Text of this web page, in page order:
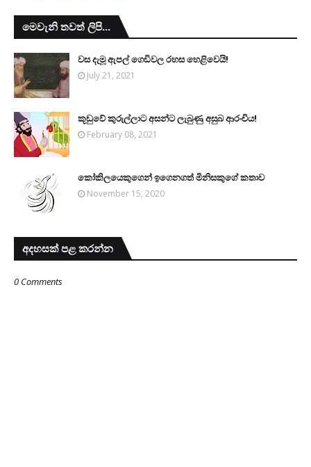
මෙවැනි තවත් ලිපි...
වස දැමූ ඇපල් ගෙඩිවල රහස හෙළිවෙයි!
July 21, 2021
කූඩුවේ කුරුල්ලාට අසන්ට ලැබුණු අසුබ ආරංචිය!
February 08, 2021
කෝකිලයෙකුගෙන් ඉගෙනගත් මිනිසකුගේ කතාව
November 15, 2020
අදහසක් පළ කරන්න
0 Comments